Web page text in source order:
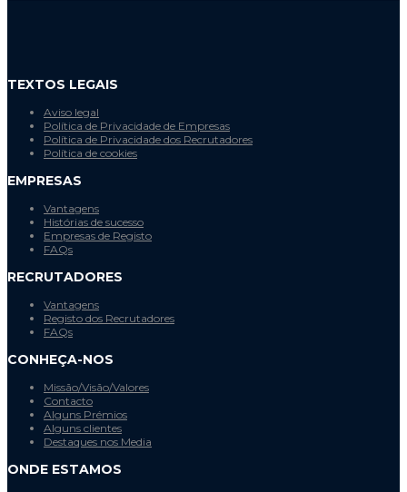
TEXTOS LEGAIS
Aviso legal
Política de Privacidade de Empresas
Política de Privacidade dos Recrutadores
Política de cookies
EMPRESAS
Vantagens
Histórias de sucesso
Empresas de Registo
FAQs
RECRUTADORES
Vantagens
Registo dos Recrutadores
FAQs
CONHEÇA-NOS
Missão/Visão/Valores
Contacto
Alguns Prémios
Alguns clientes
Destaques nos Media
ONDE ESTAMOS